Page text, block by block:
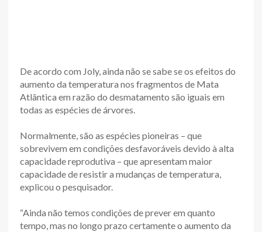
De acordo com Joly, ainda não se sabe se os efeitos do
aumento da temperatura nos fragmentos de Mata
Atlântica em razão do desmatamento são iguais em
todas as espécies de árvores.
Normalmente, são as espécies pioneiras – que
sobrevivem em condições desfavoráveis devido à alta
capacidade reprodutiva – que apresentam maior
capacidade de resistir a mudanças de temperatura,
explicou o pesquisador.
“Ainda não temos condições de prever em quanto
tempo, mas no longo prazo certamente o aumento da